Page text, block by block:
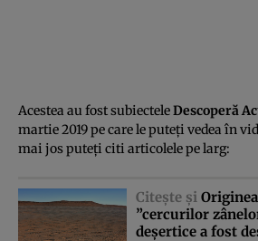
Acestea au fost subiecteleDescoperă
martie 2019 pe care le puteţi vedea în
mai jos puteţi citi articolele pe larg:
Citeşte şi
”cercurilor
deşertice a fost